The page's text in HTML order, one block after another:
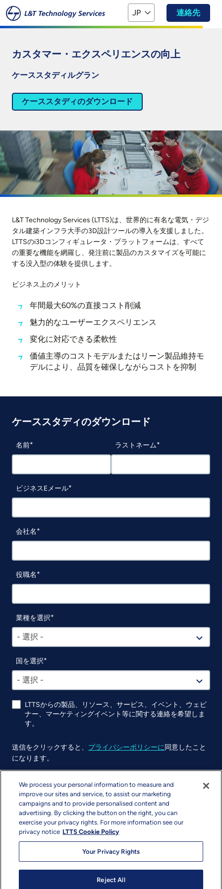
本文へスキップ
JP 連絡先
カスタマー・エクスペリエンスの向上
ケーススタディルグラン
ケーススタディのダウンロード
L&T Technology Services (LTTS)は、世界的に有名な電気・デジ
タル建築インフラ大手の3D設計ツールの導入を支援しました。
LTTSのi3Dコンフィギュレータ・プラットフォームは、すべて
の重要な機能を網羅し、発注前に製品のカスタマイズを可能に
する没入型の体験を提供します。
ビジネス上のメリット
年間最大60%の直接コスト削減
魅力的なユーザーエクスペリエンス
変化に対応できる柔軟性
価値主導のコストモデルまたはリーン製品維持モ
デルにより、品質を確保しながらコストを抑制
ケーススタディのダウンロード
名前 ラストネーム
ビジネスEメール
会社名
役職名
業種を選択
- 選択 -
国を選択
- 選択 -
LTTSからの製品、リソース、サービス、イベント、ウェビ
ナー、マーケティングイベント等に関する連絡を希望しま
す。
送信をクリックすると、 プライバシーポリシーに同意したこと
になります。
プライバシー
We process your personal information to measure and
improve our sites and service, to assist our marketing
campaigns and to provide personalised content and
advertising. By clicking the button on the right, you can
exercise your privacy rights. For more information see our
privacy notice LTTS Cookie Policy
Your Privacy Rights
Reject All